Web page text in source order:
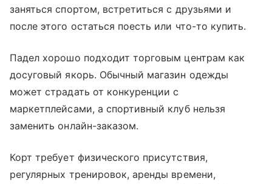
заняться спортом, встретиться с друзьями и
после этого остаться поесть или что-то купить.
Падел хорошо подходит торговым центрам как
досуговый якорь. Обычный магазин одежды
может страдать от конкуренции с
маркетплейсами, а спортивный клуб нельзя
заменить онлайн-заказом.
Корт требует физического присутствия,
регулярных тренировок, аренды времени,